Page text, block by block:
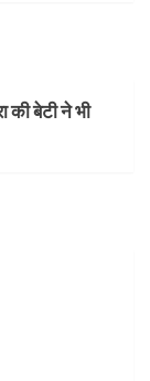
की बेटी ने भी